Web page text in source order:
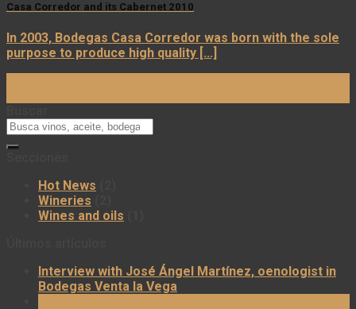
Casa Corredor and its Cabernet 2010
In 2003, Bodegas Casa Corredor was born with the sole
purpose to produce high quality [...]
Hot News
Wineries
Wines and oils
Interview with José Ángel Martínez, oenologist in
Bodegas Venta la Vega